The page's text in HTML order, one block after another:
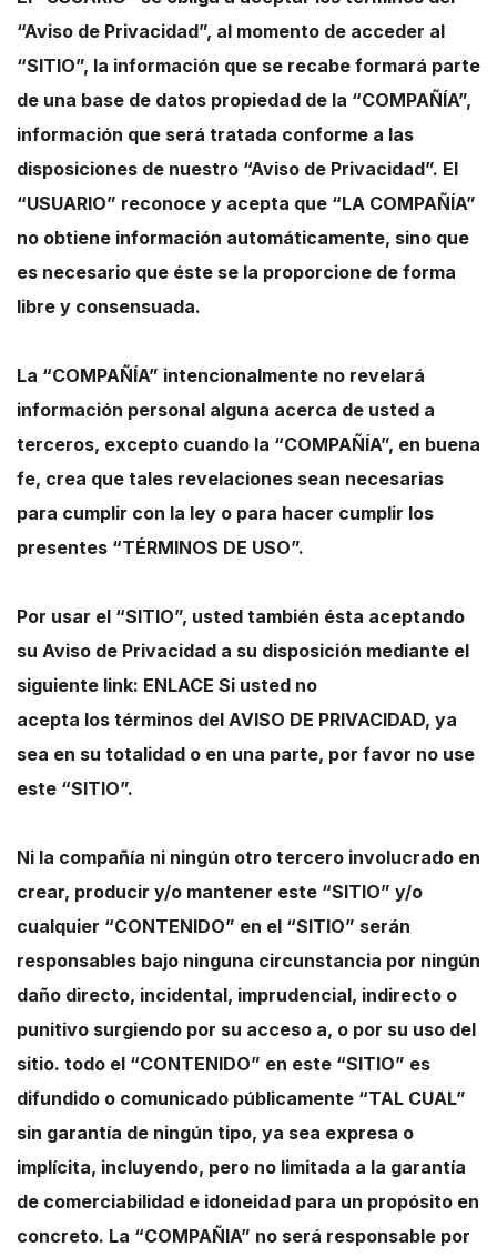
“Aviso de Privacidad”, al momento de acceder al
“SITIO”, la información que se recabe formará parte
de una base de datos propiedad de la “COMPAÑÍA”,
información que será tratada conforme a las
disposiciones de nuestro “Aviso de Privacidad”. El
“USUARIO” reconoce y acepta que “LA COMPAÑÍA”
no obtiene información automáticamente, sino que
es necesario que éste se la proporcione de forma
libre y consensuada.
La “COMPAÑÍA” intencionalmente no revelará
información personal alguna acerca de usted a
terceros, excepto cuando la “COMPAÑÍA”, en buena
fe, crea que tales revelaciones sean necesarias
para cumplir con la ley o para hacer cumplir los
presentes “TÉRMINOS DE USO”.
Por usar el “SITIO”, usted también ésta aceptando
su Aviso de Privacidad a su disposición mediante el
siguiente link: ENLACE Si usted no
acepta los términos del AVISO DE PRIVACIDAD, ya
sea en su totalidad o en una parte, por favor no use
este “SITIO”.
Ni la compañía ni ningún otro tercero involucrado en
crear, producir y/o mantener este “SITIO” y/o
cualquier “CONTENIDO” en el “SITIO” serán
responsables bajo ninguna circunstancia por ningún
daño directo, incidental, imprudencial, indirecto o
punitivo surgiendo por su acceso a, o por su uso del
sitio. todo el “CONTENIDO” en este “SITIO” es
difundido o comunicado públicamente “TAL CUAL”
sin garantía de ningún tipo, ya sea expresa o
implícita, incluyendo, pero no limitada a la garantía
de comerciabilidad e idoneidad para un propósito en
concreto. La “COMPAÑIA” no será responsable por